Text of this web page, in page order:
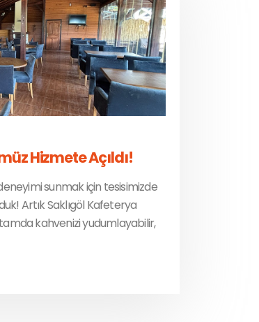
Hizmete Açıldı!
sunmak için tesisimizde
Artık Saklıgöl Kafeterya
kahvenizi yudumlayabilir,